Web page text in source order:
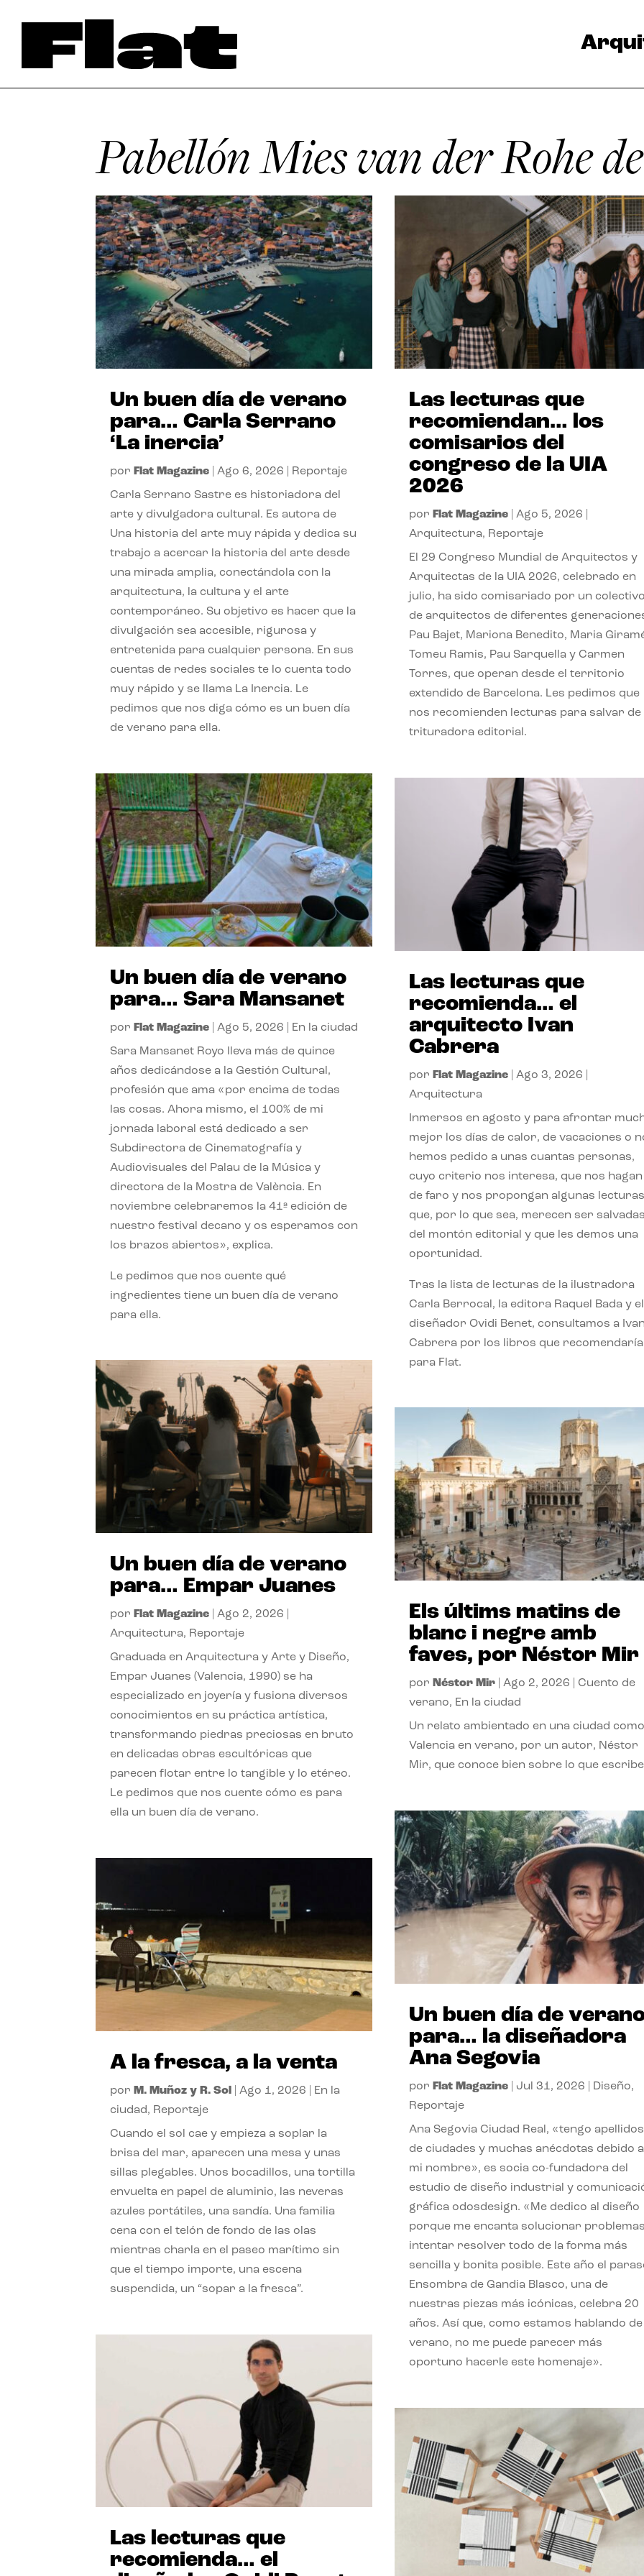
Pabellón Mies van der Rohe
Un buen día de verano
para… Carla Serrano
‘La inercia’
por Flat Magazine |Ago 6, 2026 Reportaje
Carla Serrano Sastre es historiadora del
arte y divulgadora cultural. Es autora de
Una historia del arte muy rápida y dedica su
trabajo a acercar la historia del arte desde
una mirada amplia, conectándola con la
arquitectura, la cultura y el arte
contemporáneo. Su objetivo es hacer que la
divulgación sea accesible, rigurosa y
entretenida para cualquier persona. En sus
cuentas de redes sociales te lo cuenta todo
muy rápido y se llama La Inercia. Le
pedimos que nos diga cómo es un buen día
de verano para ella.
Un buen día de verano
para… Sara Mansanet
por Flat Magazine |Ago 5, 2026 En la ciudad
Sara Mansanet Royo lleva más de quince
años dedicándose a la Gestión Cultural,
profesión que ama «por encima de todas
las cosas. Ahora mismo, el 100% de mi
jornada laboral está dedicado a ser
Subdirectora de Cinematografía y
Audiovisuales del Palau de la Música y
directora de la Mostra de València. En
noviembre celebraremos la 41ª edición de
nuestro festival decano y os esperamos con
los brazos abiertos», explica.
Le pedimos que nos cuente qué
ingredientes tiene un buen día de verano
para ella.
Un buen día de verano
para… Empar Juanes
por Flat Magazine |Ago 2, 2026
Arquitectura, Reportaje
Graduada en Arquitectura y Arte y Diseño,
Empar Juanes (Valencia, 1990) se ha
especializado en joyería y fusiona diversos
conocimientos en su práctica artística,
transformando piedras preciosas en bruto
en delicadas obras escultóricas que
parecen flotar entre lo tangible y lo etéreo.
Le pedimos que nos cuente cómo es para
ella un buen día de verano.
A la fresca, a la venta
por M. Muñoz y R. Sol |Ago 1, 2026
En la
ciudad, Reportaje
Cuando el sol cae y empieza a soplar la
brisa del mar, aparecen una mesa y unas
sillas plegables. Unos bocadillos, una tortilla
envuelta en papel de aluminio, las neveras
azules portátiles, una sandía. Una familia
cena con el telón de fondo de las olas
mientras charla en el paseo marítimo sin
que el tiempo importe, una escena
suspendida, un “sopar a la fresca”.
Las lecturas que
recomienda… el
Las lecturas que
recomiendan… los
comisarios del
congreso de la UIA
2026
por Flat Magazine| Ago 5, 2026
Arquitectura, Reportaje
El 29 Congreso Mundial de Arquitectos y
Arquitectas de la UIA 2026, celebrado en
julio, ha sido comisariado por un
de arquitectos de diferentes
Pau Bajet, Mariona Benedito, Maria
Tomeu Ramis, Pau Sarquella y Carmen
Torres, que operan desde el territorio
extendido de Barcelona. Les pedimos que
nos recomienden lecturas para salvar de
trituradora editorial.
Las lecturas que
recomienda… el
arquitecto Ivan
Cabrera
por Flat Magazine| Ago 3, 2026
Arquitectura
Inmersos en agosto y para afrontar
mejor los días de calor, de vacaciones o
hemos pedido a unas cuantas personas,
cuyo criterio nos interesa, que nos hagan
de faro y nos propongan algunas lecturas
que, por lo que sea, merecen ser
del montón editorial y que les demos una
oportunidad.
Tras la lista de lecturas de la ilustradora
Carla Berrocal, la editora Raquel Bada y el
diseñador Ovidi Benet, consultamos a
Cabrera por los libros que recomendaría
para Flat.
Els últims matins de
blanc i negre amb
faves, por Néstor Mir
por Néstor Mir| Ago 2, 2026
Cuento de
verano, En la ciudad
Un relato ambientado en una ciudad como
Valencia en verano, por un autor, Néstor
Mir, que conoce bien sobre lo que
Un buen día de
para… la diseñadora
Ana Segovia
por Flat Magazine| Jul 31, 2026 Diseño,
Reportaje
Ana Segovia Ciudad Real, «tengo apellidos
de ciudades y muchas anécdotas debido a
mi nombre», es socia co-fundadora del
estudio de diseño industrial y
gráfica odosdesign. «Me dedico al diseño
porque me encanta solucionar
intentar resolver todo de la forma más
sencilla y bonita posible. Este año el
Ensombra de Gandia Blasco, una de
nuestras piezas más icónicas, celebra 20
años. Así que, como estamos hablando de
verano, no me puede parecer más
oportuno hacerle este homenaje».